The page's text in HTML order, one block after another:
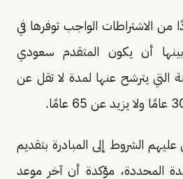
من الاشتراطات الواجب توفرها في
أن يكون المتقدم سعودي
التي يترشح عنها لمدة لا تقل عن
الشروط إلى المبادرة بتقديم
المحددة، مؤكدة أن آخر موعد